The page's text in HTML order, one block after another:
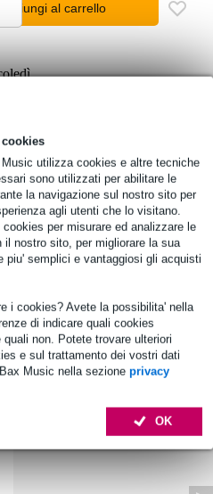
Music utilizza cookies e altre tecniche
sono utilizzati per abilitare le
la navigazione sul nostro sito per
agli utenti che lo visitano.
per misurare ed analizzare le
il nostro sito, per migliorare la sua
piu' semplici e vantaggiosi gli acquisti
i cookies? Avete la possibilita' nella
di indicare quali cookies
non. Potete trovare ulteriori
e sul trattamento dei vostri dati
Music nella sezione privacy
OK
Aggiungi al carrello